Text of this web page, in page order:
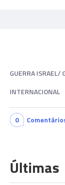
GUERRA ISRAEL/
INTERNACIONAL
0
Últimas